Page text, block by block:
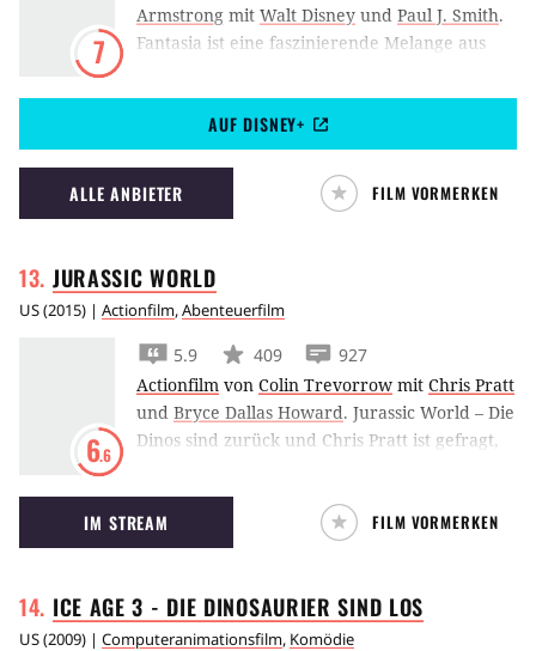
7
Armstrong mit Walt Disney und Paul J. Smith.
Fantasia ist eine faszinierende Melange aus
abendfüllende Film aus dem Hause Disney
und bietet eine Paraderolle für Mickey als
überforderten Zauberlehrling.
AUF DISNEY+
ALLE ANBIETER FILM VORMERKEN
JURASSICWORLD
US(2015) | Actionfilm,Abenteuerfilm
6.6
5.9 409
927
Actionfilm von Colin Trevorrow mit Chris Pratt
und Bryce Dallas Howard. Jurassic World – Die
Dinos sind zurück und Chris Pratt ist gefragt,
Parkbesucher bedroht.
IM STREAM FILM VORMERKEN
ICE AGE 3 - DIE DINOSAURIER SIND LOS
US(2009) | Computeranimationsfilm, Komödie